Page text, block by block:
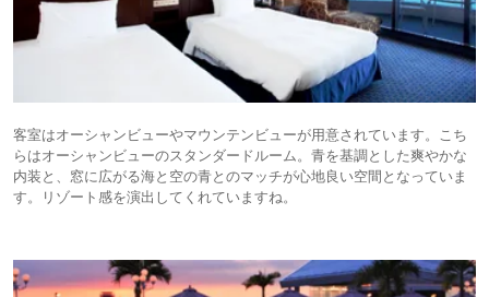
客室はオーシャンビューやマウンテンビューが用意されています。こち
らはオーシャンビューのスタンダードルーム。青を基調とした爽やかな
内装と、窓に広がる海と空の青とのマッチが心地良い空間となっていま
す。リゾート感を演出してくれていますね。